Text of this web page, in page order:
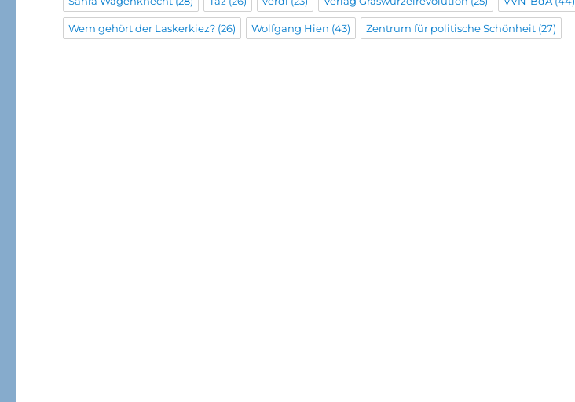
Wem gehört der Laskerkiez? (26) Wolfgang Hien (43) Zentrum für politische Schönheit (27)